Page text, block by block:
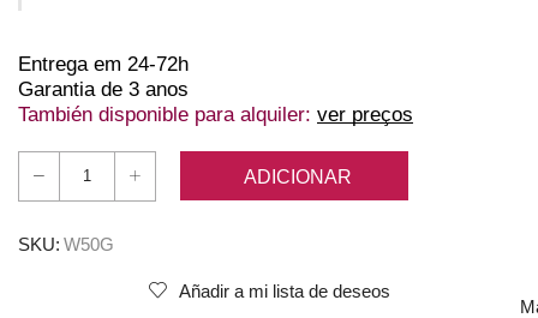
Entrega em 24-72h
Garantia de 3 anos
También disponible para alquiler: ver preços
Quantidade
Bützmann
ADICIONAR
SKU: W50G
Añadir a mi lista de deseos